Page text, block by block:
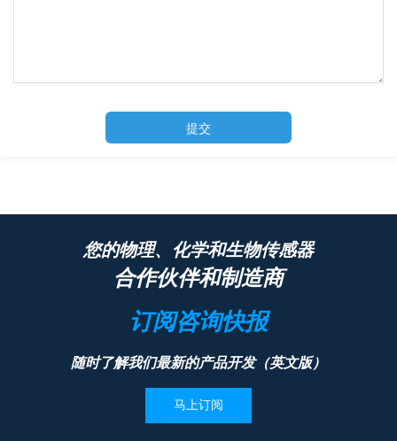
提交
您的物理、化学和生物传感器
合作伙伴和制造商
订阅咨询快报
随时了解我们最新的产品开发（英文版）
马上订阅